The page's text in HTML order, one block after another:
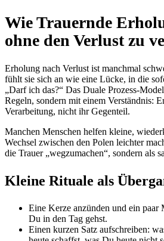
Wie Trauernde
ohne den Verlust zu
Erholung nach Verlust ist manchmal
fühlt sie sich an wie eine Lücke, in die
„Darf ich das?“ Das Duale Prozess-
Regeln, sondern mit einem Verständnis:
Verarbeitung, nicht ihr Gegenteil.
Manchen Menschen helfen kleine,
Wechsel zwischen den Polen leichter
die Trauer „wegzumachen“, sondern als
Kleine Rituale als
Eine Kerze anzünden und ein paar
Du in den Tag gehst.
Einen kurzen Satz aufschreiben: